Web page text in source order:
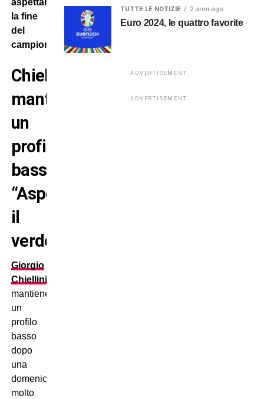
aspettare
la fine
del
campionato.
Chiellini
mantiene
un
profilo
basso:
“Aspettiamo
il
verdetto”
Giorgio
Chiellini
mantiene
un
profilo
basso
dopo
una
domenica
molto
TUTTE LE NOTIZIE 2 anni ago
Euro 2024, le quattro favorite
ADVERTISEMENT
ADVERTISEMENT